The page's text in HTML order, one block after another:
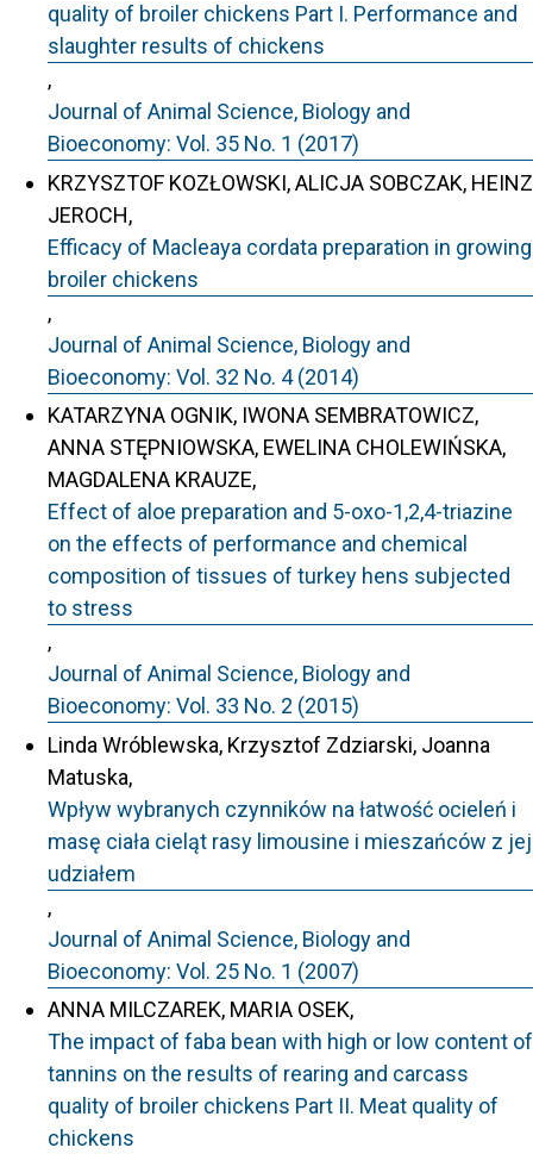
quality of broiler chickens Part I. Performance and
slaughter results of chickens
,
Journal of Animal Science, Biology and
Bioeconomy: Vol. 35 No. 1 (2017)
KRZYSZTOF KOZŁOWSKI, ALICJA SOBCZAK, HEINZ
JEROCH,
Efficacy of Macleaya cordata preparation in growing
broiler chickens
,
Journal of Animal Science, Biology and
Bioeconomy: Vol. 32 No. 4 (2014)
KATARZYNA OGNIK, IWONA SEMBRATOWICZ,
ANNA STĘPNIOWSKA, EWELINA CHOLEWIŃSKA,
MAGDALENA KRAUZE,
Effect of aloe preparation and 5-oxo-1,2,4-triazine
on the effects of performance and chemical
composition of tissues of turkey hens subjected
to stress
,
Journal of Animal Science, Biology and
Bioeconomy: Vol. 33 No. 2 (2015)
Linda Wróblewska, Krzysztof Zdziarski, Joanna
Matuska,
Wpływ wybranych czynników na łatwość ocieleń i
masę ciała cieląt rasy limousine i mieszańców z jej
udziałem
,
Journal of Animal Science, Biology and
Bioeconomy: Vol. 25 No. 1 (2007)
ANNA MILCZAREK, MARIA OSEK,
The impact of faba bean with high or low content of
tannins on the results of rearing and carcass
quality of broiler chickens Part II. Meat quality of
chickens